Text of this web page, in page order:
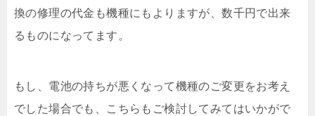
換の修理の代金も機種にもよりますが、数千円で出来
るものになってます。
もし、電池の持ちが悪くなって機種のご変更をお考え
でした場合でも、こちらもご検討してみてはいかがで